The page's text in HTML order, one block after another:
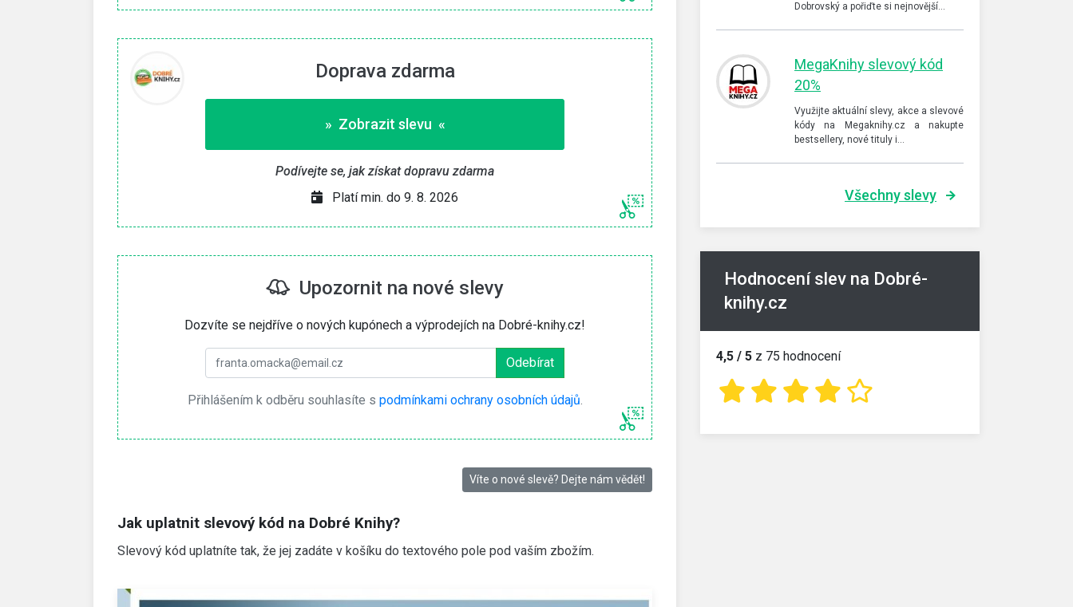
Doprava zdarma
» Zobrazit slevu «
Podívejte se, jak získat dopravu zdarma
Platí min. do 9. 8. 2026
Upozornit na nové slevy
Dozvíte se nejdříve o nových kupónech a výprodejích na Dobré-knihy.cz!
Přihlášením k odběru souhlasíte s podmínkami ochrany osobních údajů.
Víte o nové slevě? Dejte nám vědět!
Jak uplatnit slevový kód na Dobré Knihy?
Slevový kód uplatníte tak, že jej zadáte v košíku do textového pole pod vaším zbožím.
Dobrovský a pořiďte si nejnovější…
MegaKnihy slevový kód
20%
Využijte aktuální slevy, akce a slevové
kódy na Megaknihy.cz a nakupte
bestsellery, nové tituly i…
Všechny slevy
Hodnocení slev na Dobré-
knihy.cz
4,5 / 5 z 75 hodnocení